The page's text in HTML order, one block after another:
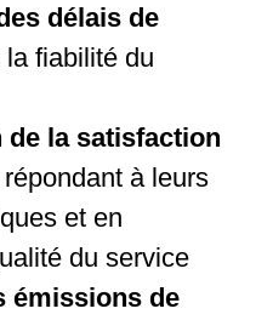
délais de
la fiabilité du
de la satisfaction
répondant à leurs
et en
du service
émissions de